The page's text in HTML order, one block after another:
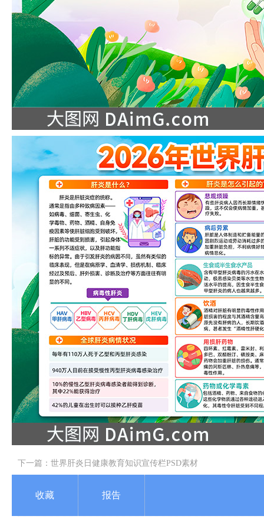
下一篇： 世界肝炎日健康教育知识宣传栏PSD素材
收藏 报告